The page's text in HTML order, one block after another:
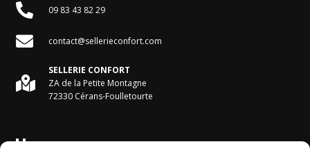
 09 83 43 82 29
 contact@sellerieconfort.com

SELLERIE CONFORT
ZA de la Petite Montagne
72330 Cérans-Foulletourte
Horaires du magasin